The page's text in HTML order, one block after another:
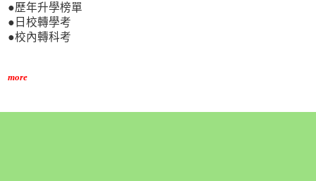
●歷年升學榜單
●日校轉學考
●校內轉科考
more